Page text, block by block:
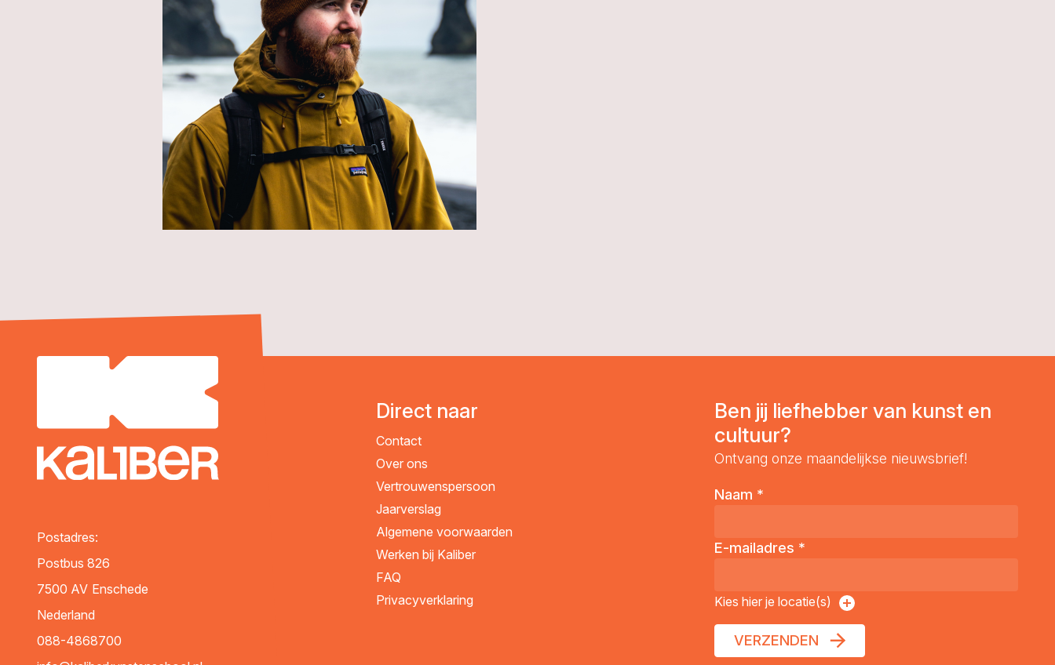
Postadres:
Postbus 826
7500 AV Enschede
Nederland
088-4868700
Direct naar
Contact
Over ons
Vertrouwenspersoon
Jaarverslag
Algemene voorwaarden
Werken bij Kaliber
FAQ
Privacyverklaring
Ben jij liefhebber van kunst en
cultuur?
Ontvang onze maandelijkse nieuwsbrief!
Naam *
E-mailadres *
Kies hier je locatie(s)
VERZENDEN